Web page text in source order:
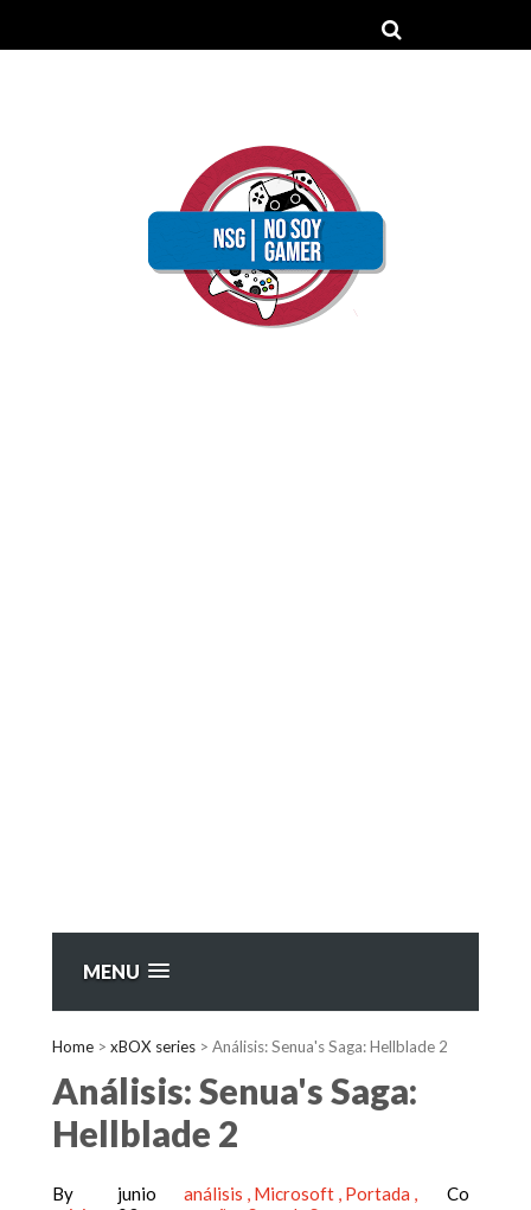
MENU
Home > xBOX series > Análisis: Senua's Saga: Hellblade 2
Análisis: Senua's Saga:
Hellblade 2
By
junio
análisis Microsoft Portada
Co